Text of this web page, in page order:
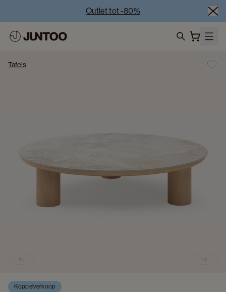
Outlet tot -80%
Tafels
Koppelverkoop